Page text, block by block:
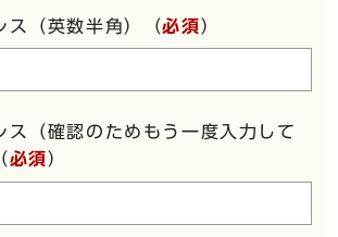
ス（英数半角）（必須）
ス（確認のためもう一度入力して
（必須）